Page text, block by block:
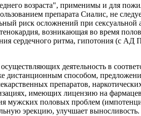
возраста", применимы и для
препарата Сиалис, не
риск осложнений при
возникающая во время
сердечного ритма, гипотония (с
деятельность в
способом,
препаратов,
имеющих лицензию на
мужских половых проблем
эрекцию, улучшает выносливость.